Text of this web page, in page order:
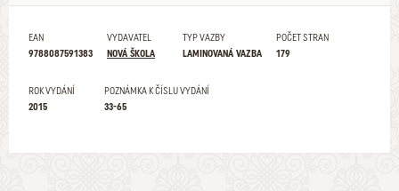
EAN
9788087591383
VYDAVATEL
NOVÁ ŠKOLA
TYP VAZBY
LAMINOVANÁ VAZBA
POČET STRAN
179
ROK VYDÁNÍ
2015
POZNÁMKA K ČÍSLU VYDÁNÍ
33-65